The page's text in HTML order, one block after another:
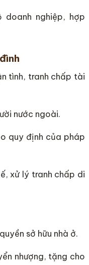
nghiệp, hợp
tình, tranh chấp tài
nước ngoài.
quy định của pháp
xử lý tranh chấp di
sở hữu nhà ở.
nhượng, tặng cho